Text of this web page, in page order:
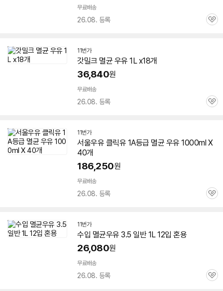
무료배송
26.08. 등록
관
11번가
갓밀크 멸균 우유 1L x18개
36,840원
무료배송
26.08. 등록
관
11번가
서울우유 클릭유 1A등급 멸균 우유 1000ml X
40개
186,250원
무료배송
26.08. 등록
관
11번가
수입 멸균우유 3.5 일반 1L 12입 혼용
26,080원
무료배송
26.08. 등록
관